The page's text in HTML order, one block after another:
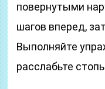
повернутыми
шагов вперед,
Выполняйте
расслабьте